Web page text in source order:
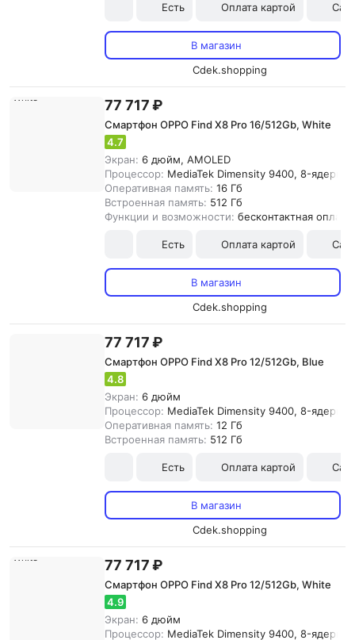
Есть Оплата картой
В магазин
Cdek.shopping
77 717 ₽
Смартфон OPPO Find X8 Pro 16/512Gb, White
4.7
Экран: 6 дюйм, AMOLED
Процессор: MediaTek Dimensity 9400, 8-
Оперативная память: 16 Гб
Встроенная память: 512 Гб
Функции и возможности: бесконтактная оплата
Есть Оплата картой
В магазин
Cdek.shopping
77 717 ₽
Смартфон OPPO Find X8 Pro 12/512Gb, Blue
4.8
Экран: 6 дюйм
Процессор: MediaTek Dimensity 9400, 8-
Оперативная память: 12 Гб
Встроенная память: 512 Гб
Есть Оплата картой
В магазин
Cdek.shopping
77 717 ₽
Смартфон OPPO Find X8 Pro 12/512Gb, White
4.9
Экран: 6 дюйм
Процессор: MediaTek Dimensity 9400, 8-